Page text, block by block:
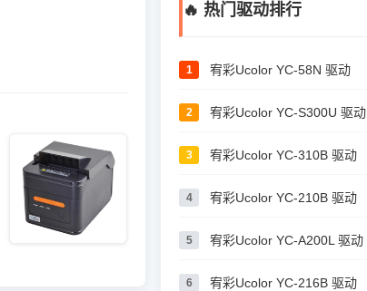
🔥 热门驱动排行
1 宥彩Ucolor YC-58N 驱动
2 宥彩Ucolor YC-S300U 驱动
3 宥彩Ucolor YC-310B 驱动
4 宥彩Ucolor YC-210B 驱动
5 宥彩Ucolor YC-A200L 驱动
6 宥彩Ucolor YC-216B 驱动